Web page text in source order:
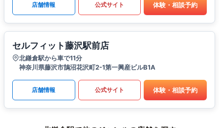
店舗情報 公式サイト 体験・相談予約
セルフィット藤沢駅前店
北鎌倉駅から車で11分
神奈川県藤沢市鵠沼花沢町2-1第一興産ビルB1A
店舗情報 公式サイト 体験・相談予約